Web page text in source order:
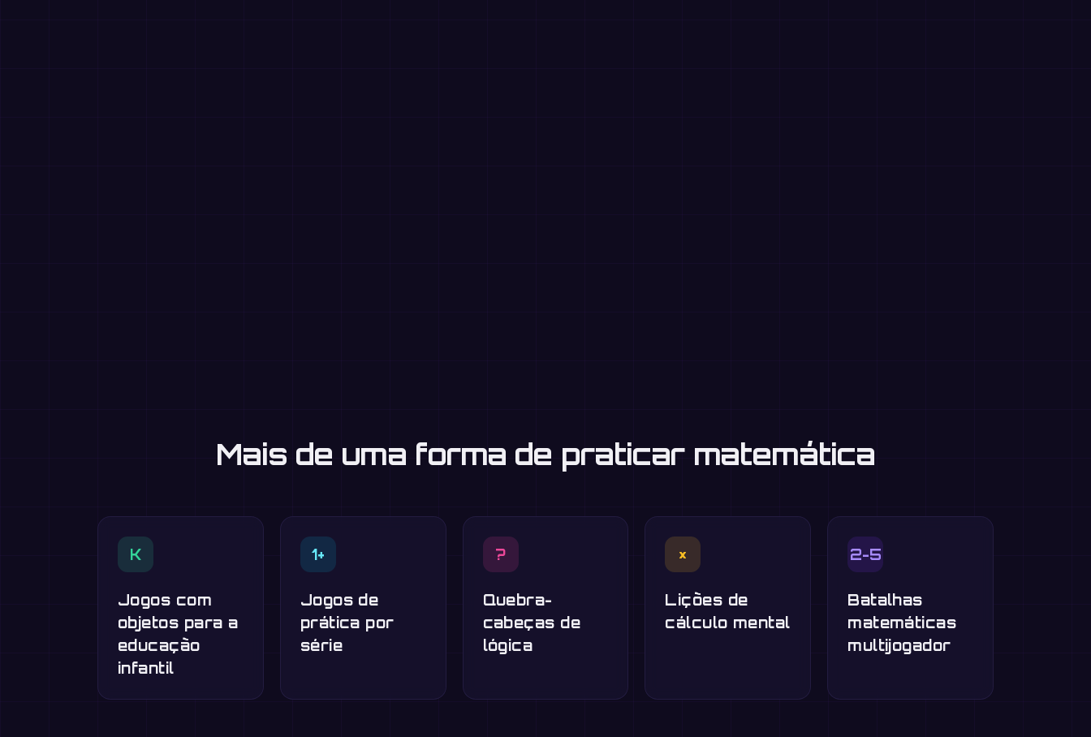
Mais de uma forma de praticar matemática
K
Jogos com
objetos para a
educação
infantil
1+
Jogos de
prática por
série
?
Quebra-
cabeças de
lógica
×
Lições de
cálculo mental
2-5
Batalhas
matemáticas
multijogador